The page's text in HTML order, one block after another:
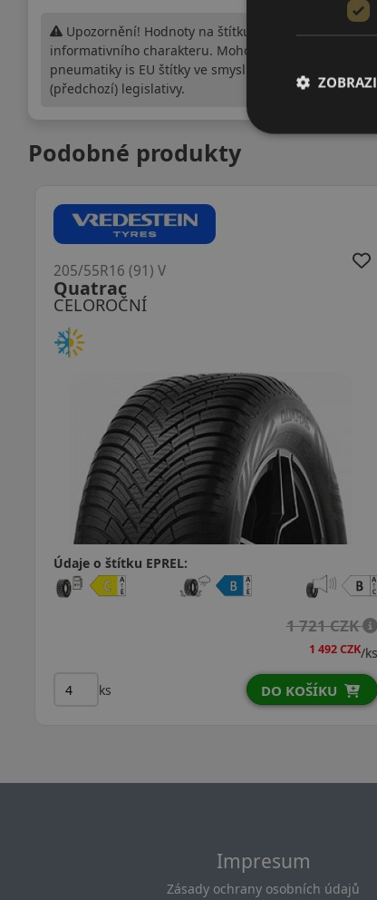
Upozornění! Hodnoty na štítku jsou pouze
informativního charakteru. Mohou být dodány
pneumatiky is EU štítky ve smyslu dosud platné
(předchozí) legislativy.
Podobné produkty
CELOROČNÍ
Quatrac XL
205/55R16 (94) V
Údaje o štítku EPREL:
1 693 CZK
1 632 CZK/ks
ks DO KOŠÍKU
Impresum
Zásady ochrany osobních údajů